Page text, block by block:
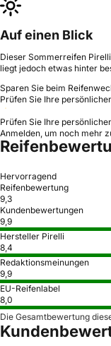
Auf einen Blick
Dieser Sommerreifen
liegt jedoch etwas hinter
Sparen Sie beim
Prüfen Sie Ihre
Prüfen Sie Ihre
Anmelden, um noch mehr
Hervorragend
Reifenbewertung
9,3
Kundenbewertungen
9,9
Hersteller Pirelli
8,4
Redaktionsmeinungen
9,9
EU-Reifenlabel
8,0
Die Gesamtbewertung